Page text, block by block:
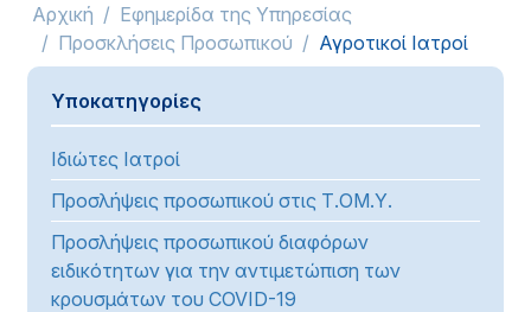
Αρχική
Εφημερίδα της Υπηρεσίας
Προσκλήσεις Προσωπικού
Αγροτικοί Ιατροί
Υποκατηγορίες
Ιδιώτες Ιατροί
Προσλήψεις προσωπικού στις Τ.ΟΜ.Υ.
Προσλήψεις προσωπικού διαφόρων
ειδικότητων για την αντιμετώπιση των
κρουσμάτων του COVID-19